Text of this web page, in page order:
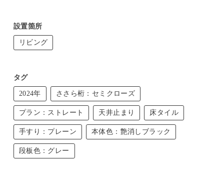
設置箇所
リビング
タグ
2024年 ささら桁：セミクローズ
プラン：ストレート 天井止まり 床タイル
手すり：プレーン 本体色：艶消しブラック
段板色：グレー